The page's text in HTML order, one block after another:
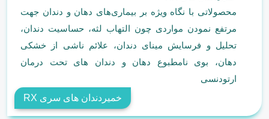
محصولاتی با نگاه ویژه بر بیماری­‌های دهان و دندان جهت
مرتفع نمودن مواردی چون التهاب لثه، حساسیت دندان،
تحلیل و فرسایش مینای دندان، علائم ناشی از خشکی
دهان، بوی نامطبوع دهان و دندان­ های تحت درمان
ارتودنسی
خمیردندان های سری RX